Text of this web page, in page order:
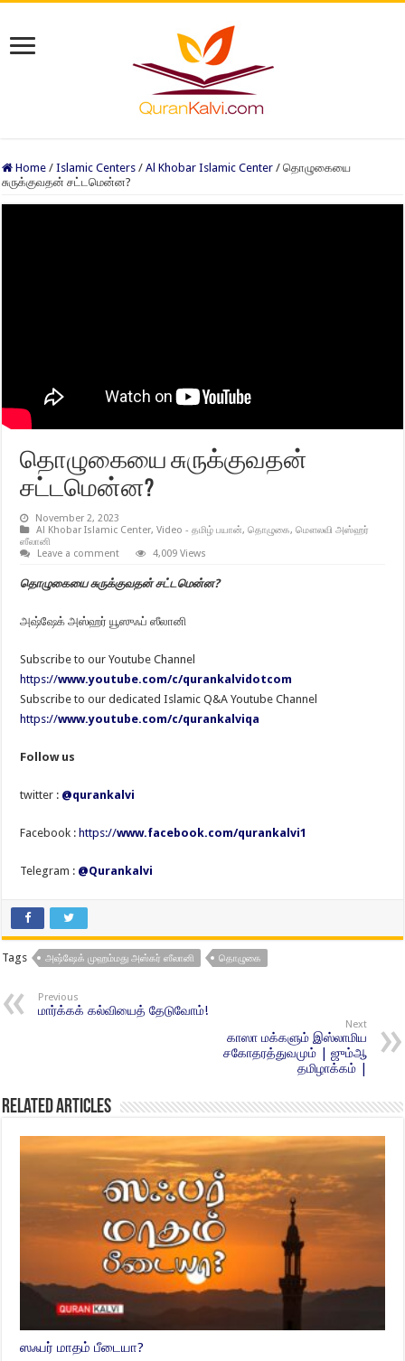
Home / Islamic Centers / Al Khobar Islamic Center / தொழுகையை
சுருக்குவதன் சட்டமென்ன?
தொழுகையை சுருக்குவதன்
சட்டமென்ன?
November 2, 2023
Al Khobar Islamic Center,Video - தமிழ் பயான்,தொழுகை,மௌலவி அஸ்ஹர்
ஸீலானி
Leave a comment
4,009 Views
தொழுகையை சுருக்குவதன் சட்டமென்ன?
அஷ்ஷேக் அஸ்ஹர் யூஸுஃப் ஸீலானி
Subscribe to our Youtube Channel
https://www.youtube.com/c/qurankalvidotcom
Subscribe to our dedicated Islamic Q&A Youtube Channel
https://www.youtube.com/c/qurankalviqa
Follow us
twitter : @qurankalvi
Facebook : https://www.facebook.com/qurankalvi1
Telegram : @Qurankalvi
Tags அஷ்ஷேக் முஹம்மது அஸ்கர் ஸீலானி தொழுகை
Previous
மார்க்கக் கல்வியைத் தேடுவோம்!
Next
காஸா மக்களும் இஸ்லாமிய
சகோதரத்துவமும் | ஜும்ஆ
தமிழாக்கம் |
Related Articles
ஸஃபர் மாதம் பீடையா?